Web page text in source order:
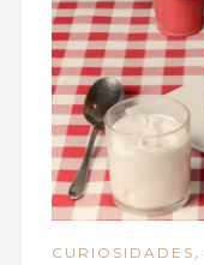
CURIOSIDADES ,